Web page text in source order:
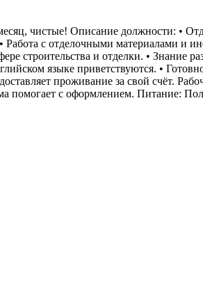
чистые! Описание должности: •
Работа с отделочными материалами и
строительства и отделки. • Знание
языке приветствуются. •
проживание за свой счёт.
помогает с оформлением. Питание: